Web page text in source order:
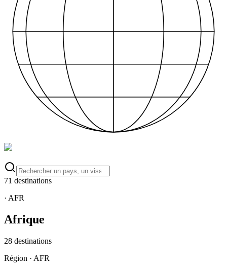
71 destinations
· AFR
Afrique
28 destinations
Région · AFR